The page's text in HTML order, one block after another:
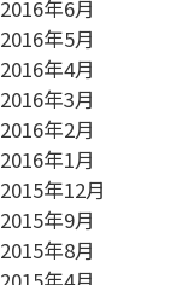
2016年6月
2016年5月
2016年4月
2016年3月
2016年2月
2016年1月
2015年12月
2015年9月
2015年8月